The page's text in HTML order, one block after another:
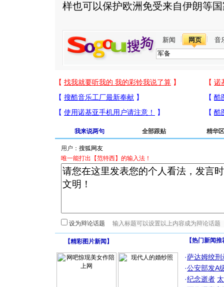
样也可以保护欧洲免受来自伊朗等
新闻 网页 音
我来说两句 全部跟贴 精华区
用户：
唯一能打出【范特西】的输入法！
设为辩论话题
【精彩图片新闻 】 【热门新闻
·萨达姆绞刑
·公安部发A
·纪念逝者